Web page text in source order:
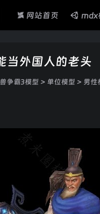
网站首页 mdx
当外国人的老头
争霸3模型 > 单位模型 > 男性